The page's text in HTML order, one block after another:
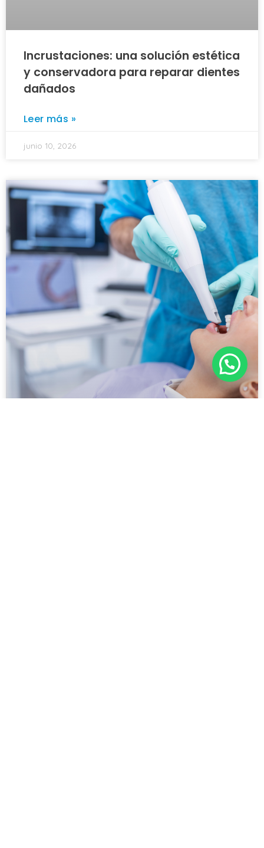
Incrustaciones: una solución estética
y conservadora para reparar dientes
dañados
Leer más »
junio 10, 2026